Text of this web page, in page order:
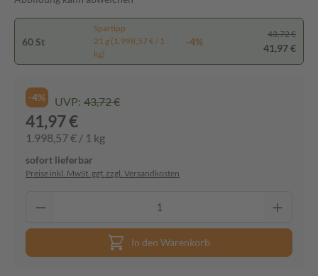
60 St
Spartipp
21 g (1.998,57 € / 1
kg)
-4%
43,72 €
41,97 €
-4% UVP: 43,72 €
41,97 €
1.998,57 € / 1 kg
sofort lieferbar
Preise inkl. MwSt. ggf. zzgl. Versandkosten
In den Warenkorb